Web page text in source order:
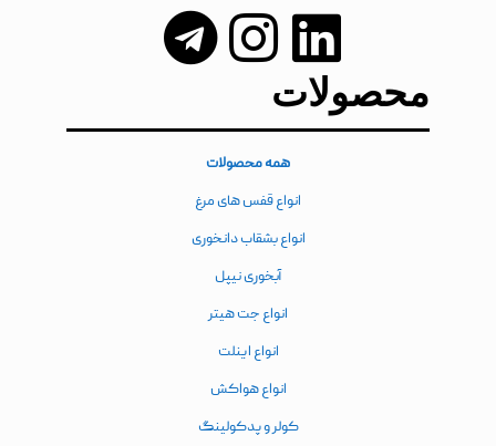
محصولات
همه محصولات
انواع قفس های مرغ
انواع بشقاب دانخوری
آبخوری نیپل
انواع جت هیتر
انواع اینلت
انواع هواکش
کولر و پدکولینگ